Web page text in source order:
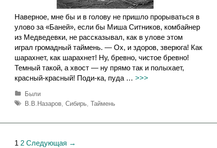
Наверное, мне бы и в голову не пришло прорываться в
улово за «Баней», если бы Миша Ситников, комбайнер
из Медведевки, не рассказывал, как в улове этом
играл громадный таймень. — Ох, и здоров, зверюга! Как
шарахнет, как шарахнет! Ну, бревно, чистое бревно!
Темный такой, а хвост — ну прямо так и полыхает,
красный-красный! Поди-ка, пуда … >>>
Р
у
р
к
Были
М
т
и
В.В.Назаров, Сибирь, Таймень
Н
1 2 Следующая →